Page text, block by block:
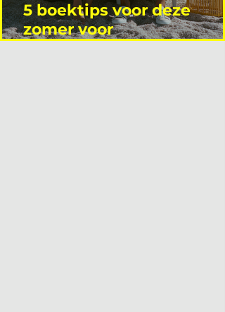
5 boektips voor deze
zomer voor